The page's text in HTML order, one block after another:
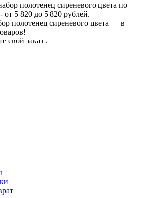
полотенец сиреневого цвета по
от 5 820 до 5 820 рублей.
полотенец сиреневого цвета — в
свой заказ .